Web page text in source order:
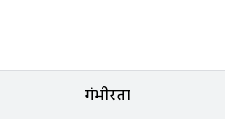
गंभीरता